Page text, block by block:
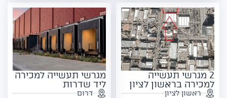
2 מגרשי תעשייה
למכירה בראשון לציון
ראשון לציון
מגרשי תעשייה למכירה
ליד שדרות
דרום